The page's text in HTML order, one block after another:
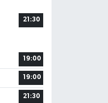
21:30
19:00
19:00
21:30